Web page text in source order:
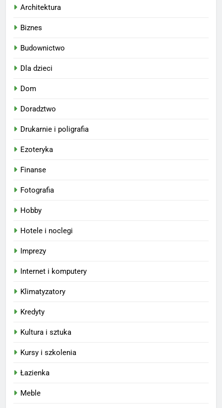
Architektura
Biznes
Budownictwo
Dla dzieci
Dom
Doradztwo
Drukarnie i poligrafia
Ezoteryka
Finanse
Fotografia
Hobby
Hotele i noclegi
Imprezy
Internet i komputery
Klimatyzatory
Kredyty
Kultura i sztuka
Kursy i szkolenia
Łazienka
Meble